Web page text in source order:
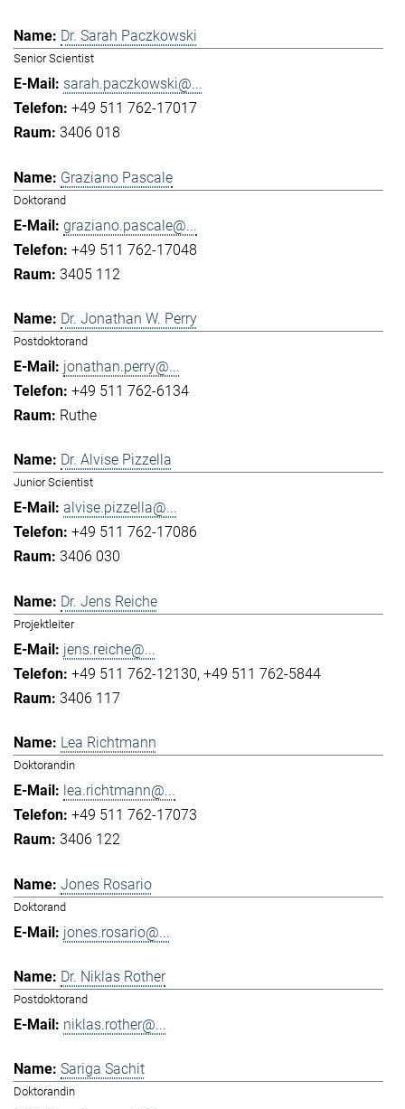
Dr. Sarah Paczkowski
Senior Scientist
sarah.paczkowski@...
+49 511 762-17017
3406 018
Graziano Pascale
Doktorand
graziano.pascale@...
+49 511 762-17048
3405 112
Dr. Jonathan W. Perry
Postdoktorand
jonathan.perry@...
+49 511 762-6134
Ruthe
Dr. Alvise Pizzella
Junior Scientist
alvise.pizzella@...
+49 511 762-17086
3406 030
Dr. Jens Reiche
Projektleiter
jens.reiche@...
+49 511 762-12130 +49 511 762-5844
3406 117
Lea Richtmann
Doktorandin
lea.richtmann@...
+49 511 762-17073
3406 122
Jones Rosario
Doktorand
jones.rosario@...
Dr. Niklas Rother
Postdoktorand
niklas.rother@...
Sariga Sachit
Doktorandin